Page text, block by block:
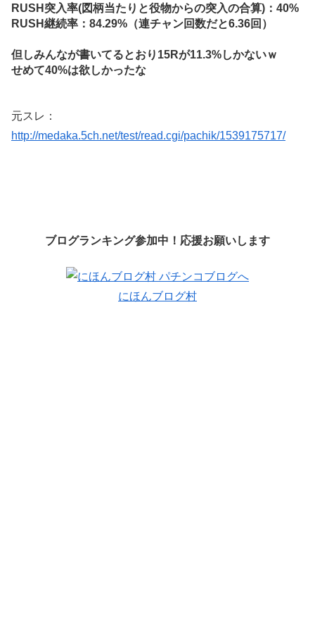
RUSH突入率(図柄当たりと役物からの突入の合算)：40%
RUSH継続率：84.29%（連チャン回数だと6.36回）
但しみんなが書いてるとおり15Rが11.3%しかないｗ
せめて40%は欲しかったな
元スレ：
http://medaka.5ch.net/test/read.cgi/pachik/1539175717/
ブログランキング参加中！応援お願いします
にほんブログ村